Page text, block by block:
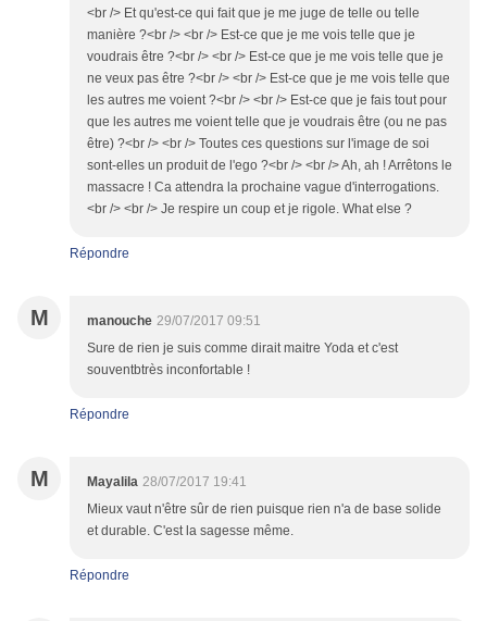
<br /> Et qu'est-ce qui fait que je me juge de telle ou telle
manière ?<br /> <br /> Est-ce que je me vois telle que je
voudrais être ?<br /> <br /> Est-ce que je me vois telle que je
ne veux pas être ?<br /> <br /> Est-ce que je me vois telle que
les autres me voient ?<br /> <br /> Est-ce que je fais tout pour
que les autres me voient telle que je voudrais être (ou ne pas
être) ?<br /> <br /> Toutes ces questions sur l'image de soi
sont-elles un produit de l'ego ?<br /> <br /> Ah, ah ! Arrêtons le
massacre ! Ca attendra la prochaine vague d'interrogations.
<br /> <br /> Je respire un coup et je rigole. What else ?
Répondre
M manouche 29/07/2017 09:51
Sure de rien je suis comme dirait maitre Yoda et c'est
souventbtrès inconfortable !
Répondre
M Mayalila 28/07/2017 19:41
Mieux vaut n'être sûr de rien puisque rien n'a de base solide
et durable. C'est la sagesse même.
Répondre